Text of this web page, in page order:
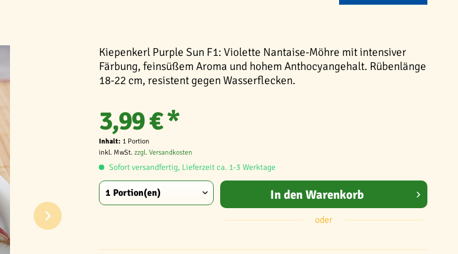
Kiepenkerl Purple Sun F1: Violette Nantaise-Möhre mit intensiver
Färbung, feinsüßem Aroma und hohem Anthocyangehalt. Rübenlänge
18-22 cm, resistent gegen Wasserflecken.
3,99 € *
Inhalt: 1 Portion
inkl. MwSt. zzgl. Versandkosten
Sofort versandfertig, Lieferzeit ca. 1-3 Werktage
In den Warenkorb
oder